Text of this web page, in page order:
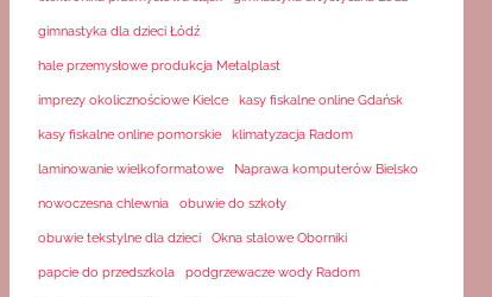
gimnastyka dla dzieci Łódź
hale przemysłowe produkcja Metalplast
imprezy okolicznościowe Kielce kasy fiskalne online Gdańsk
kasy fiskalne online pomorskie klimatyzacja Radom
laminowanie wielkoformatowe Naprawa komputerów Bielsko
nowoczesna chlewnia obuwie do szkoły
obuwie tekstylne dla dzieci Okna stalowe Oborniki
papcie do przedszkola podgrzewacze wody Radom